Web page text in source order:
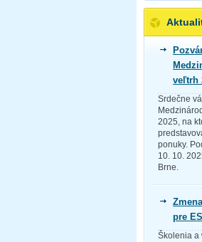
veľtrh
Srdečne
2025, na
ponuky.
10. 10.
Brne.
pre
Školenia a